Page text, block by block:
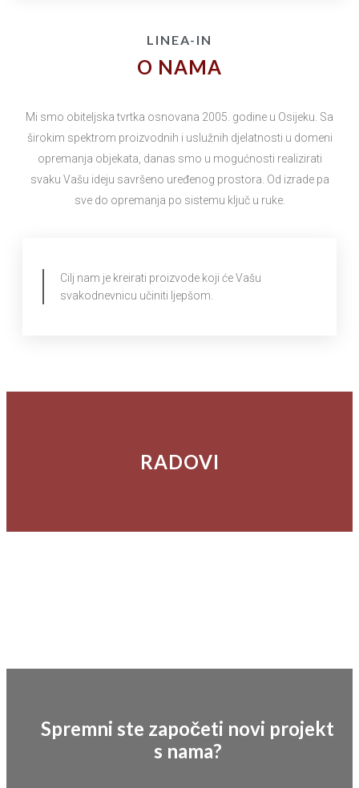
LINEA-IN
O NAMA
Mi smo obiteljska tvrtka osnovana 2005. godine u Osijeku. Sa
širokim spektrom proizvodnih i uslužnih djelatnosti u domeni
opremanja objekata, danas smo u mogućnosti realizirati
svaku Vašu ideju savršeno uređenog prostora. Od izrade pa
sve do opremanja po sistemu ključ u ruke.
Cilj nam je kreirati proizvode koji će Vašu
svakodnevnicu učiniti ljepšom.
RADOVI
Spremni ste započeti novi projekt
s nama?